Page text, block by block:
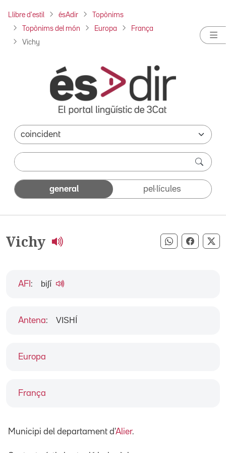
Llibre d'estil ésAdir Topònims
Topònims del món Europa França
Vichy
general pel·lícules
Vichy Compartir
Europa
França
AFI : biʃí
Antena: VISHÍ
Municipi del departament d'Alier.